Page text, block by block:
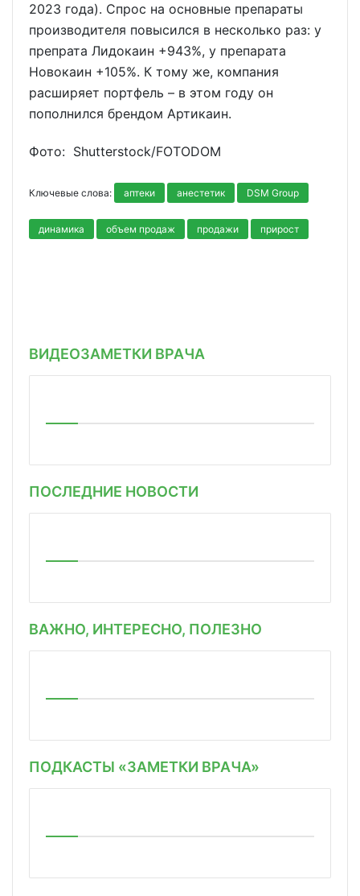
2023 года). Спрос на основные препараты
производителя повысился в несколько раз: у
препрата Лидокаин +943%, у препарата
Новокаин +105%. К тому же, компания
расширяет портфель – в этом году он
пополнился брендом Артикаин.
Фото: Shutterstoсk/FOTODOM
Ключевые слова: аптеки анестетик DSM Group
динамика объем продаж продажи прирост
ВИДЕОЗАМЕТКИ ВРАЧА
ПОСЛЕДНИЕ НОВОСТИ
ВАЖНО, ИНТЕРЕСНО, ПОЛЕЗНО
ПОДКАСТЫ «ЗАМЕТКИ ВРАЧА»